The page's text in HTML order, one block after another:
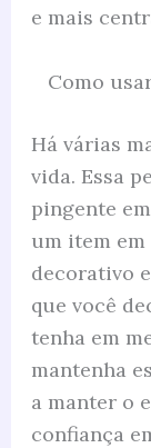
e mais
Como
Há várias
vida. Essa
pingente
um item
decorativo
que você
tenha em
mantenha
a manter o
confiança